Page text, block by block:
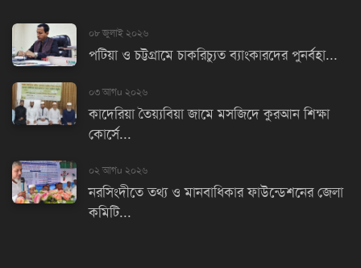
০৮ জুলাই ২০২৬
পটিয়া ও চট্টগ্রামে চাকরিচ্যুত ব্যাংকারদের পুনর্বহা...
০৩ আগu ২০২৬
কাদেরিয়া তৈয়্যবিয়া জামে মসজিদে কুরআন শিক্ষা
কোর্সে...
০২ আগu ২০২৬
নরসিংদীতে তথ্য ও মানবাধিকার ফাউন্ডেশনের জেলা
কমিটি...